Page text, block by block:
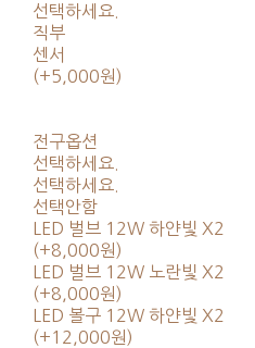
선택하세요.
직부
센서
(+5,000원)
전구옵션
선택하세요.
선택하세요.
선택안함
LED 벌브 12W 하얀빛 X2
(+8,000원)
LED 벌브 12W 노란빛 X2
(+8,000원)
LED 볼구 12W 하얀빛 X2
(+12,000원)